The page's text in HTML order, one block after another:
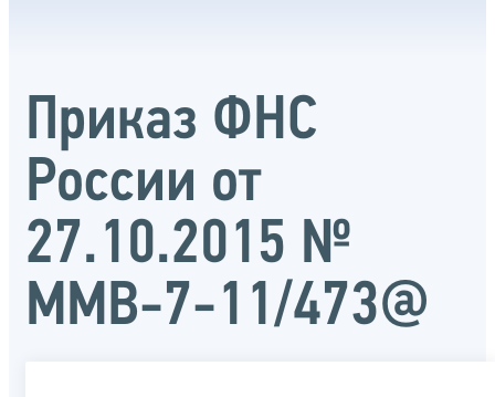
Приказ ФНС
России от
27.10.2015 №
ММВ-7-11/473@